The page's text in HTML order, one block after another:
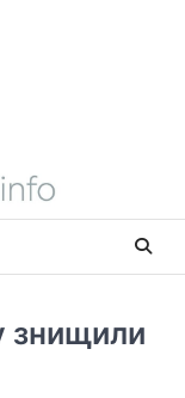
знищили